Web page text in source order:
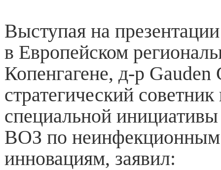
Выступая на
в Европейском
Копенгагене, д-р Gauden
стратегический
специальной
ВОЗ по неинфекционным
инновациям, заявил: